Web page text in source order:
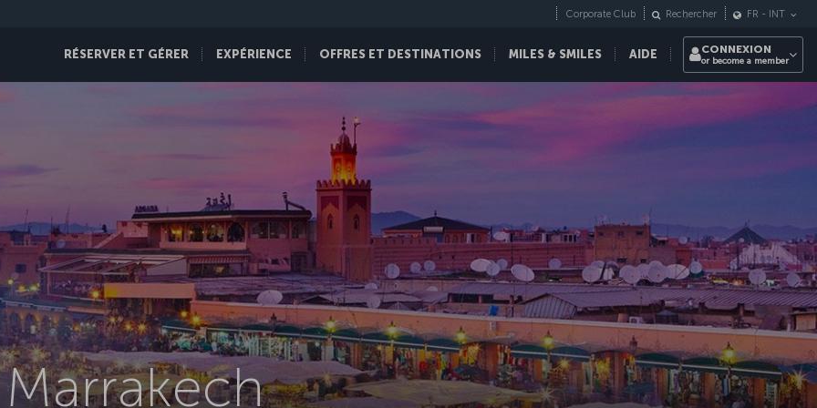
RÉSERVER ET GÉRER EXPÉRIENCE OFFRES ET DESTINATIONS MILES & SMILES AIDE
Corporate Club Rechercher FR - INT
CONNEXION
or become a member